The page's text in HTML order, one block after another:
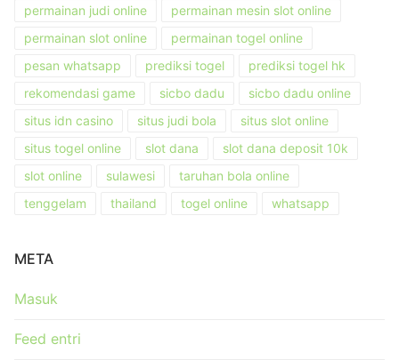
permainan judi online
permainan mesin slot online
permainan slot online
permainan togel online
pesan whatsapp
prediksi togel
prediksi togel hk
rekomendasi game
sicbo dadu
sicbo dadu online
situs idn casino
situs judi bola
situs slot online
situs togel online
slot dana
slot dana deposit 10k
slot online
sulawesi
taruhan bola online
tenggelam
thailand togel online whatsapp
META
Masuk
Feed entri